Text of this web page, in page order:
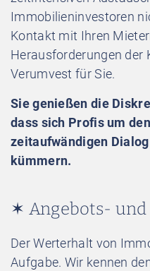
Immobilieninvestoren
Kontakt mit Ihren
Herausforderungen
Verumvest für Sie.
Sie genießen die
dass sich Profis um
zeitaufwändigen
kümmern.
✶ Angebots-
Der Werterhalt von
Aufgabe. Wir kennen